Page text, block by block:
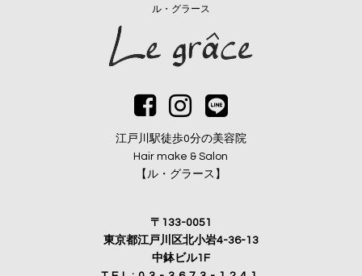
ル・グラース
江戸川駅徒歩0分の美容院
Hair make & Salon
【ル・グラース】
〒133-0051
東京都江戸川区北小岩4-36-13
中鉢ビル1F